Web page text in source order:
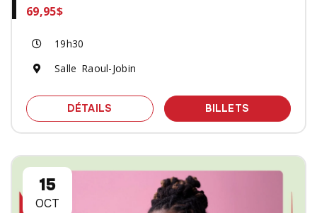
69,95$
19h30
Salle Raoul-Jobin
DÉTAILS SPECTACLE JOEP BEVING - LIMINAL
BILLETS DES
15
OCT